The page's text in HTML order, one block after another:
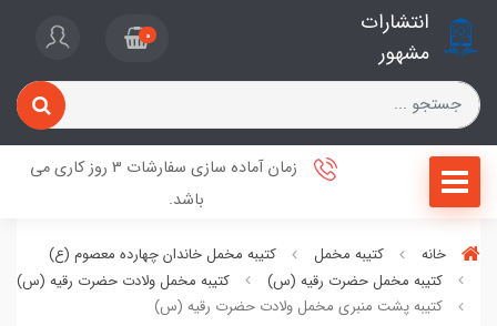
انتشارات
مشهور
0
زمان آماده سازی سفارشات 3 روز کاری می
باشد.
خانه کتیبه مخمل
کتیبه مخمل خاندان چهارده معصوم (ع)
کتیبه مخمل حضرت رقیه (س)
کتیبه مخمل ولادت حضرت رقیه (س)
کتیبه پشت منبری مخمل ولادت حضرت رقیه (س)